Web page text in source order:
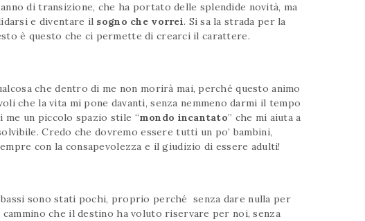
di transizione, che ha portato delle splendide novità, ma
e diventare il sogno che vorrei. Si sa la strada per la
è questo che ci permette di crearci il carattere.
che dentro di me non morirà mai, perché questo animo
che la vita mi pone davanti, senza nemmeno darmi il tempo
un piccolo spazio stile “mondo incantato” che mi aiuta a
Credo che dovremo essere tutti un po’ bambini,
con la consapevolezza e il giudizio di essere adulti!
bassi sono stati pochi, proprio perché senza dare nulla per
che il destino ha voluto riservare per noi, senza